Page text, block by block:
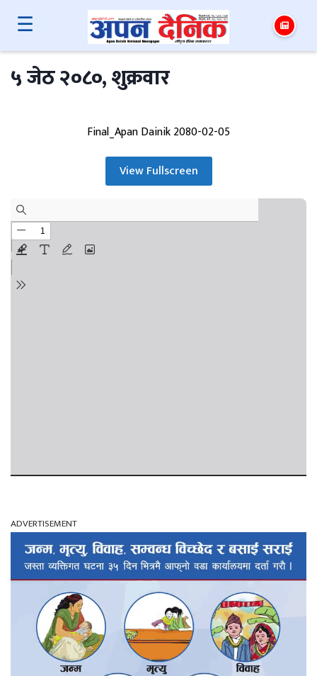
☰
५ जेठ २०८०, शुक्रवार
Final_Apan Dainik 2080-02-05
View Fullscreen
ADVERTISEMENT